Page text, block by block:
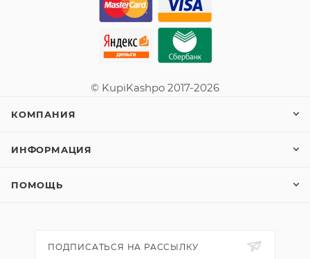
© KupiKashpo 2017-2026
КОМПАНИЯ
ИНФОРМАЦИЯ
ПОМОЩЬ
ПОДПИСАТЬСЯ НА РАССЫЛКУ